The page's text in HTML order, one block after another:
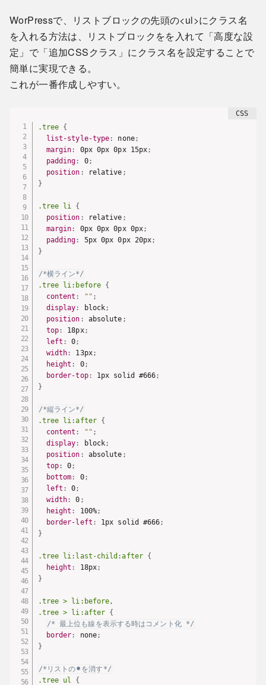
WorPressで、リストブロックの先頭の<ul>にクラス名
を入れる方法は、リストブロックをを入れて「高度な設
定」で「追加CSSクラス」にクラス名を設定することで
簡単に実現できる。
これが一番作成しやすい。
.tree {
list-style-type : none;
margin : 0px 0px 0px 15px ;
padding : 0;
position : relative ;
}
.tree li
{
position : relative ;
margin : 0px 0px 0px 0px ;
padding : 5px 0px 0px 20px ;
}
/*横ライン*/
.tree li:before {
content : "" ;
display : block ;
position : absolute ;
top : 18px;
left : 0 ;
width : 13px;
height : 0;
border-top: 1px solid #666 ;
}
/*縦ライン*/
.tree li:after {
content : "" ;
display : block ;
position : absolute ;
top : 0 ;
bottom : 0;
left : 0 ;
width : 0 ;
height : 100%;
border-left : 1px solid #666 ;
}
.tree li:last-child:after {
height : 18px;
}
.tree > li:before,
.tree > li:after {
/* 最上位も線を表示する時はコメント化 */
border : none;
}
/*リストの⚫︎を消す*/
.tree ul
{